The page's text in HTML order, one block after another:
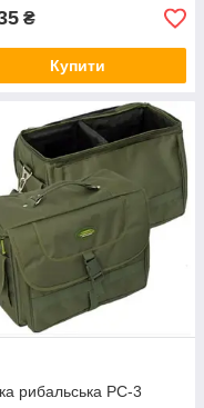
₴
Купити
рибальська РС-3